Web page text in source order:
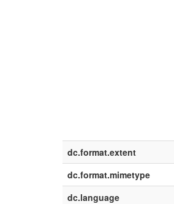
dc.format.extent
dc.format.mimetype
dc.language